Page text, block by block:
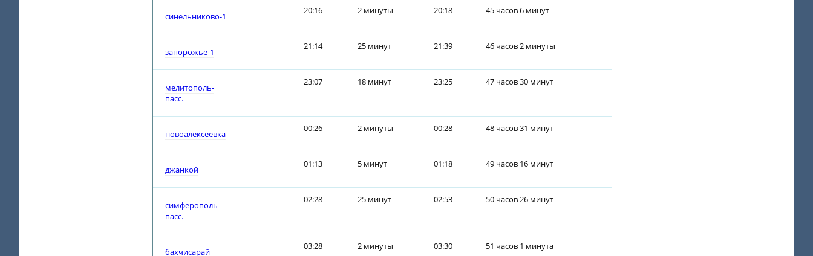
синельниково-1
20:16 2 минуты 20:18 45 часов 6 минут
запорожье-1
21:14 25 минут 21:39 46 часов 2 минуты
мелитополь-
пасс.
23:07 18 минут 23:25 47 часов 30 минут
новоалексеевка
00:26 2 минуты 00:28 48 часов 31 минут
джанкой
01:13 5 минут 01:18 49 часов 16 минут
симферополь-
пасс.
02:28 25 минут 02:53 50 часов 26 минут
бахчисарай
03:28 2 минуты 03:30 51 часов 1 минута